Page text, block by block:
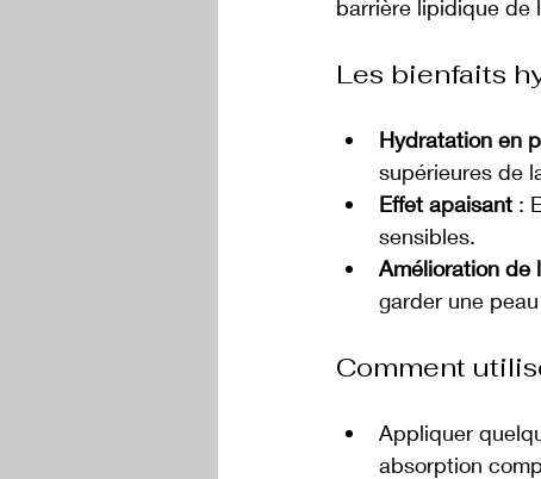
barrière lipidique de
Les bienfaits
Hydratation en
supérieures de
Effet apaisant :
sensibles.
Amélioration de
garder une
Comment
Appliquer
absorption